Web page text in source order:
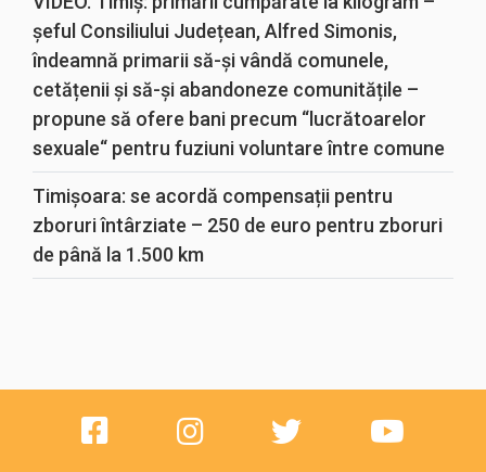
șeful Consiliului Județean, Alfred Simonis,
îndeamnă primarii să-și vândă comunele,
cetățenii și să-și abandoneze comunitățile –
propune să ofere bani precum “lucrătoarelor
sexuale“ pentru fuziuni voluntare între comune
Timișoara: se acordă compensații pentru
zboruri întârziate – 250 de euro pentru zboruri
de până la 1.500 km